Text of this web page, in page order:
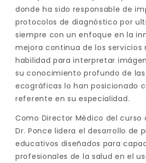
donde ha sido responsable de
protocolos de diagnóstico por
siempre con un enfoque en la
mejora continua de los servicios
habilidad para interpretar
su conocimiento profundo de
ecográficas lo han posicionado
referente en su especialidad.
Como Director Médico del curso
Dr. Ponce lidera el desarrollo de
educativos diseñados para
profesionales de la salud en el